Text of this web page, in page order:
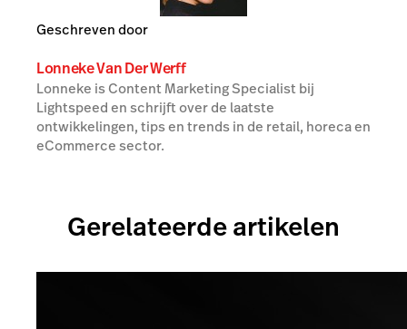
Geschreven door
Lonneke Van Der Werff
Lonneke is Content Marketing Specialist bij
Lightspeed en schrijft over de laatste
ontwikkelingen, tips en trends in de retail, horeca en
eCommerce sector.
Gerelateerde artikelen